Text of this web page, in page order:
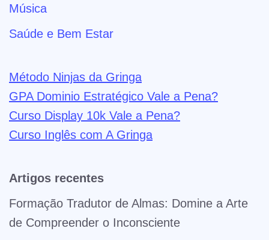
Música
Saúde e Bem Estar
Método Ninjas da Gringa
GPA Dominio Estratégico Vale a Pena?
Curso Display 10k Vale a Pena?
Curso Inglês com A Gringa
Artigos recentes
Formação Tradutor de Almas: Domine a Arte
de Compreender o Inconsciente